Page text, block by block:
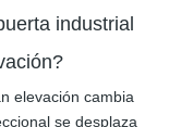
industrial
elevación cambia
se desplaza